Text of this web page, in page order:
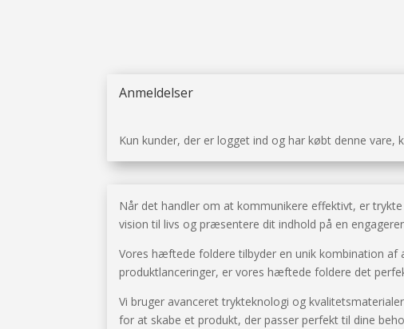
Anmeldelser
Kun kunder, der er logget ind og har købt denne vare,
Når det handler om at kommunikere effektivt, er
vision til livs og præsentere dit indhold på en
Vores hæftede foldere tilbyder en unik kombination
produktlanceringer, er vores hæftede foldere det
Vi bruger avanceret trykteknologi og
for at skabe et produkt, der passer perfekt til dine